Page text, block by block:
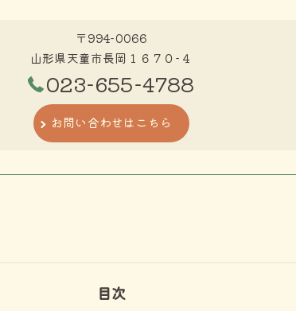
〒994-0066
山形県天童市長岡１６７０−４
023-655-4788
お問い合わせはこちら
目次